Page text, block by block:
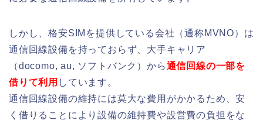
しかし、格安SIMを提供している会社（通称MVNO）は
通信回線設備を持っておらず、大手キャリア
（docomo, au, ソフトバンク）から通信回線の一部を
借りて利用 しています。
通信回線設備の維持には莫大な費用がかかるため、安
く借りることにより設備の維持費や設営費の負担をな